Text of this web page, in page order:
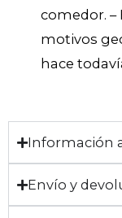
comedor. –
motivos
hace
Información
Envío y